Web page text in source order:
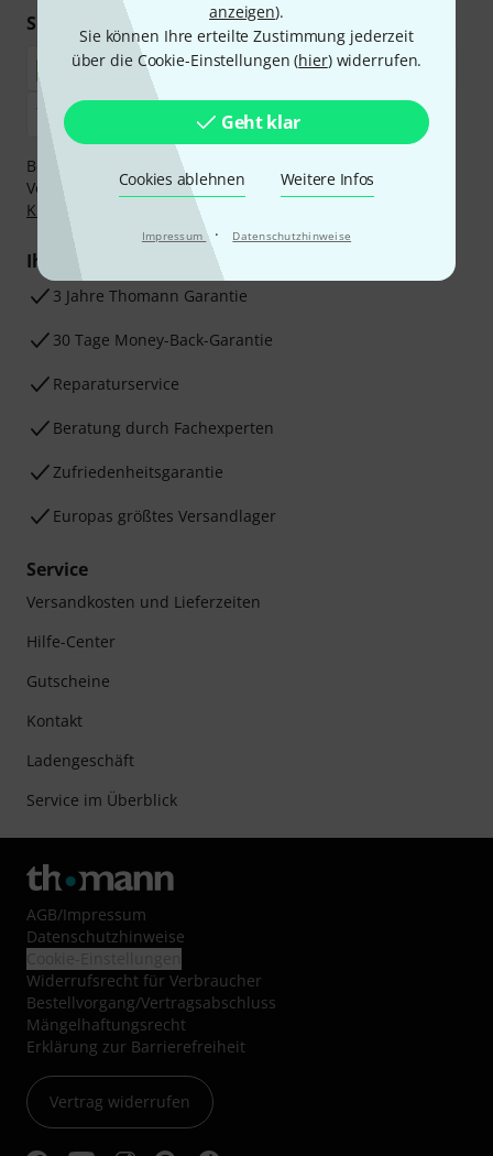
anzeigen).
Sie können Ihre erteilte Zustimmung jederzeit
über die Cookie-Einstellungen (hier) widerrufen.
Geht klar
Cookies ablehnen Weitere Infos
Impressum · Datenschutzhinweise
Sicher einkaufen & bezahlen
Bezahlen Sie vertraulich und sicher per Nachnahme,
Vorkasse, PayPal, Amazon Pay,
Klarna Sofort bezahlen
Klarna Ratenzahlung
oder Kreditkarte.
Ihre Vorteile
3 Jahre Thomann Garantie
30 Tage Money-Back-Garantie
Reparaturservice
Beratung durch Fachexperten
Zufriedenheitsgarantie
Europas größtes Versandlager
Service
Versandkosten und Lieferzeiten
Hilfe-Center
Gutscheine
Kontakt
Ladengeschäft
Service im Überblick
AGB/Impressum
Datenschutzhinweise
Widerrufsrecht für Verbraucher
Bestellvorgang/Vertragsabschluss
Mängelhaftungsrecht
Erklärung zur Barrierefreiheit
Vertrag widerrufen